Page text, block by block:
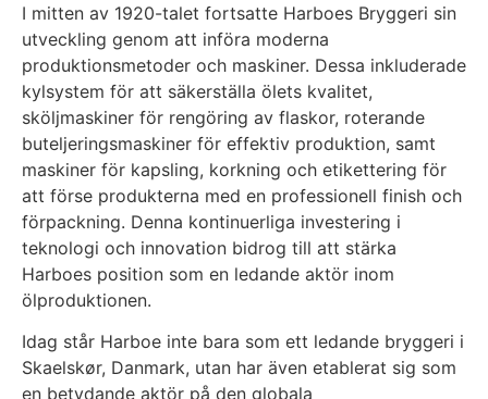
I mitten av 1920-talet fortsatte Harboes Bryggeri sin
utveckling genom att införa moderna
produktionsmetoder och maskiner. Dessa inkluderade
kylsystem för att säkerställa ölets kvalitet,
sköljmaskiner för rengöring av flaskor, roterande
buteljeringsmaskiner för effektiv produktion, samt
maskiner för kapsling, korkning och etikettering för
att förse produkterna med en professionell finish och
förpackning. Denna kontinuerliga investering i
teknologi och innovation bidrog till att stärka
Harboes position som en ledande aktör inom
ölproduktionen.
Idag står Harboe inte bara som ett ledande bryggeri i
Skaelskør, Danmark, utan har även etablerat sig som
en betydande aktör på den globala